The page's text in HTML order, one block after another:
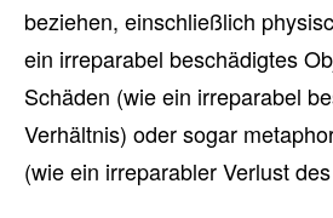
beziehen, einschließlich
ein irreparabel beschädigtes
Schäden (wie ein irreparabel
Verhältnis) oder sogar
(wie ein irreparabler Verlust